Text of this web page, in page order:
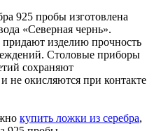
925 пробы изготовлена
«Северная чернь».
изделию прочность
Столовые приборы
сохраняют
не окисляются при контакте
купить ложки из серебра,